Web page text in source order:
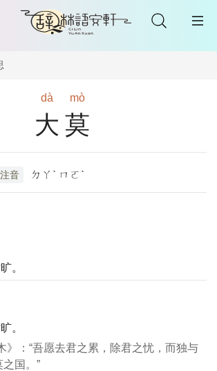
dà mò
大莫
注音 ㄉㄚˋ ㄇㄛˋ
。
。
》：“吾愿去君之累，除君之忧，而独与
国。”